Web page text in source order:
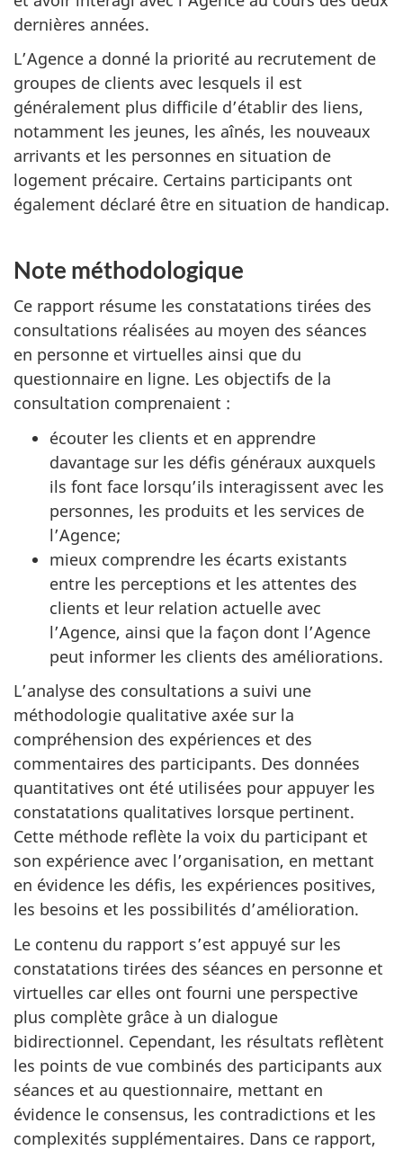
dernières années.
L’Agence a donné la priorité au recrutement de
groupes de clients avec lesquels il est
généralement plus difficile d’établir des liens,
notamment les jeunes, les aînés, les nouveaux
arrivants et les personnes en situation de
logement précaire. Certains participants ont
également déclaré être en situation de handicap.
Note méthodologique
Ce rapport résume les constatations tirées des
consultations réalisées au moyen des séances
en personne et virtuelles ainsi que du
questionnaire en ligne. Les objectifs de la
consultation comprenaient :
écouter les clients et en apprendre
davantage sur les défis généraux auxquels
ils font face lorsqu’ils interagissent avec les
personnes, les produits et les services de
l’Agence;
mieux comprendre les écarts existants
entre les perceptions et les attentes des
clients et leur relation actuelle avec
l’Agence, ainsi que la façon dont l’Agence
peut informer les clients des améliorations.
L’analyse des consultations a suivi une
méthodologie qualitative axée sur la
compréhension des expériences et des
commentaires des participants. Des données
quantitatives ont été utilisées pour appuyer les
constatations qualitatives lorsque pertinent.
Cette méthode reflète la voix du participant et
son expérience avec l’organisation, en mettant
en évidence les défis, les expériences positives,
les besoins et les possibilités d’amélioration.
Le contenu du rapport s’est appuyé sur les
constatations tirées des séances en personne et
virtuelles car elles ont fourni une perspective
plus complète grâce à un dialogue
bidirectionnel. Cependant, les résultats reflètent
les points de vue combinés des participants aux
séances et au questionnaire, mettant en
évidence le consensus, les contradictions et les
complexités supplémentaires. Dans ce rapport,